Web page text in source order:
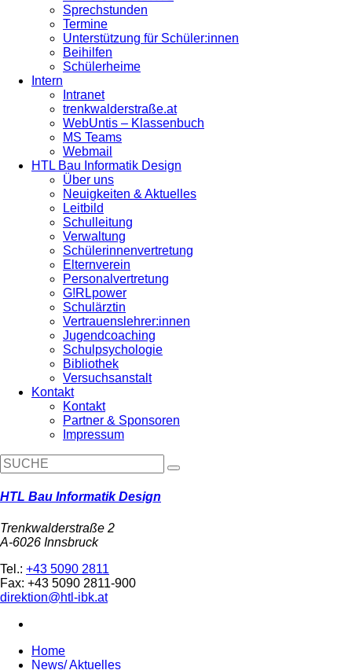
Sprechstunden
Termine
Unterstützung für Schüler:innen
Beihilfen
Schülerheime
Intern
Intranet
trenkwalderstraße.at
WebUntis – Klassenbuch
MS Teams
Webmail
HTL Bau Informatik Design
Über uns
Neuigkeiten & Aktuelles
Leitbild
Schulleitung
Verwaltung
Schülerinnenvertretung
Elternverein
Personalvertretung
G!RLpower
Schulärztin
Vertrauenslehrer:innen
Jugendcoaching
Schulpsychologie
Bibliothek
Versuchsanstalt
Kontakt
Kontakt
Partner & Sponsoren
Impressum
HTL Bau Informatik Design
Trenkwalderstraße 2
A-6026 Innsbruck
Tel.: +43 5090 2811
Fax: +43 5090 2811-900
direktion@htl-ibk.at
Home
News/ Aktuelles